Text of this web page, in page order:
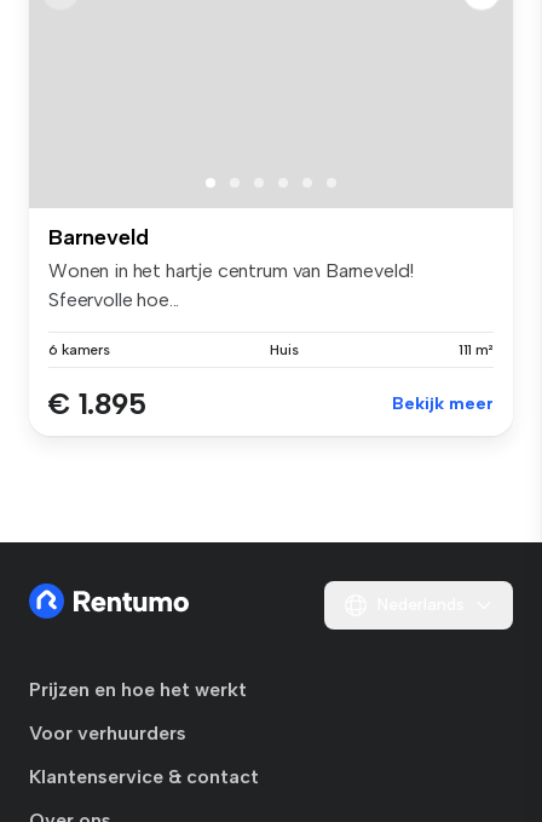
Barneveld
Wonen in het hartje centrum van Barneveld!
Sfeervolle hoe...
6 kamers Huis 111 m²
€ 1.895 Bekijk meer
Prijzen en hoe het werkt
Voor verhuurders
Klantenservice & contact